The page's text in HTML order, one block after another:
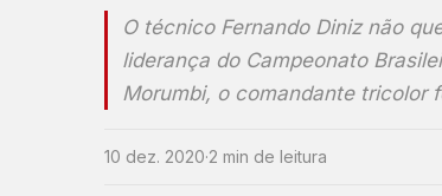
O técnico Fernando Diniz não
liderança do Campeonato
Morumbi, o comandante tricolor
10 dez. 2020·2 min de leitura